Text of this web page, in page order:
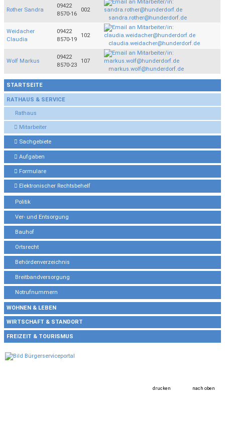
STARTSEITE
RATHAUS & SERVICE
Rathaus
Mitarbeiter
Sachgebiete
Aufgaben
Formulare
Elektronischer Rechtsbehelf
Politik
Ver- und Entsorgung
Bauhof
Ortsrecht
Behördenverzeichnis
Breitbandversorgung
Notrufnummern
WOHNEN & LEBEN
WIRTSCHAFT & STANDORT
FREIZEIT & TOURISMUS
Rother Sandra
09422
8570-16
002
sandra.rother@hunderdorf.de
Weidacher
Claudia
09422
8570-19
102
claudia.weidacher@hunderdorf.de
Wolf Markus
09422
8570-23
107
markus.wolf@hunderdorf.de
drucken nach oben